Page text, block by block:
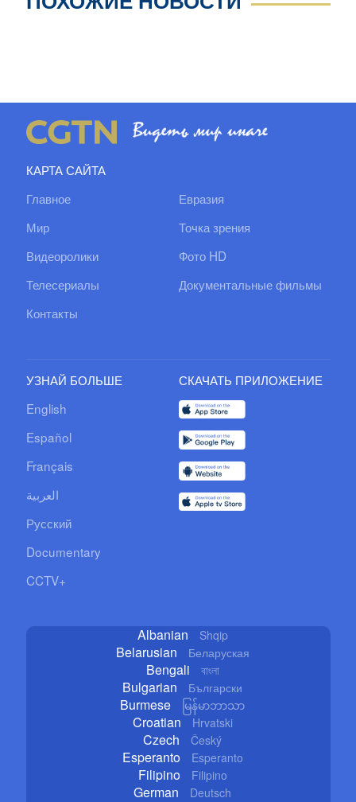
КАРТА САЙТА
Главное
Евразия
Мир
Точка зрения
Видеоролики
Фото HD
Телесериалы
Документальные фильмы
Контакты
УЗНАЙ БОЛЬШЕ
English
Español
Français
العربية
Русский
Documentary
CCTV+
СКАЧАТЬ ПРИЛОЖЕНИЕ
Albanian Shqip
Belarusian Беларуская
Bengali বাংলা
Bulgarian Български
Burmese မြန်မာဘာသာ
Croatian Hrvatski
Czech Český
Esperanto Esperanto
Filipino Filipino
German Deutsch